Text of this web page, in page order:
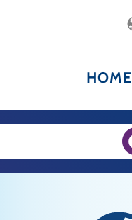
HOME